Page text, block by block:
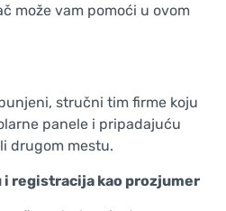
može vam pomoći u ovom
stručni tim firme koju
panele i pripadajuću
drugom mestu.
i registracija kao prozjumer